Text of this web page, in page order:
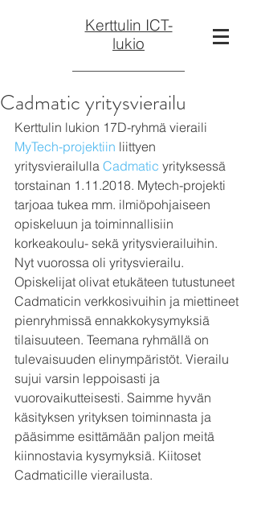
Kerttulin ICT-
lukio
Cadmatic yritysvierailu
Kerttulin lukion 17D-ryhmä vieraili
MyTech-projektiin liittyen
yritysvierailulla Cadmatic yrityksessä
torstainan 1.11.2018. Mytech-projekti
tarjoaa tukea mm. ilmiöpohjaiseen
opiskeluun ja toiminnallisiin
korkeakoulu- sekä yritysvierailuihin.
Nyt vuorossa oli yritysvierailu.
Opiskelijat olivat etukäteen tutustuneet
Cadmaticin verkkosivuihin ja miettineet
pienryhmissä ennakkokysymyksiä
tilaisuuteen. Teemana ryhmällä on
tulevaisuuden elinympäristöt. Vierailu
sujui varsin leppoisasti ja
vuorovaikutteisesti. Saimme hyvän
käsityksen yrityksen toiminnasta ja
pääsimme esittämään paljon meitä
kiinnostavia kysymyksiä. Kiitoset
Cadmaticille vierailusta.